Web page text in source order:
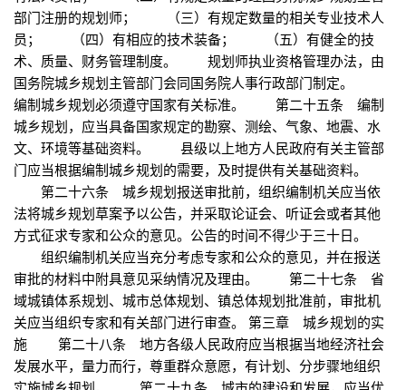
部门注册的规划师； （三）有规定数量的相关专业技术人
员； （四）有相应的技术装备； （五）有健全的技
术、质量、财务管理制度。 规划师执业资格管理办法，由
国务院城乡规划主管部门会同国务院人事行政部门制定。
编制城乡规划必须遵守国家有关标准。 第二十五条 编制
城乡规划，应当具备国家规定的勘察、测绘、气象、地震、水
文、环境等基础资料。 县级以上地方人民政府有关主管部
门应当根据编制城乡规划的需要，及时提供有关基础资料。
第二十六条 城乡规划报送审批前，组织编制机关应当依
法将城乡规划草案予以公告，并采取论证会、听证会或者其他
方式征求专家和公众的意见。公告的时间不得少于三十日。
组织编制机关应当充分考虑专家和公众的意见，并在报送
审批的材料中附具意见采纳情况及理由。 第二十七条 省
域城镇体系规划、城市总体规划、镇总体规划批准前，审批机
关应当组织专家和有关部门进行审查。 第三章 城乡规划的实
施 第二十八条 地方各级人民政府应当根据当地经济社会
发展水平，量力而行，尊重群众意愿，有计划、分步骤地组织